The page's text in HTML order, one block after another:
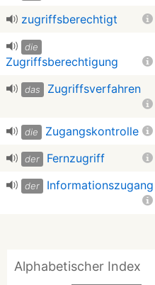
zugriffsberechtigt
die
Zugriffsberechtigung
das Zugriffsverfahren
die Zugangskontrolle
der Fernzugriff
der Informationszugang
Alphabetischer Index